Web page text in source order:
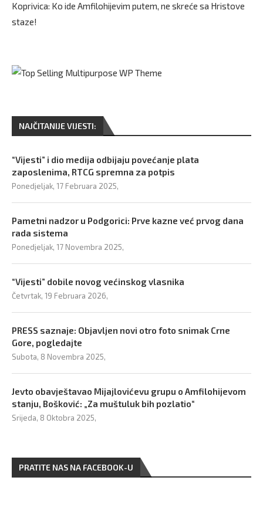
Koprivica: Ko ide Amfilohijevim putem, ne skreće sa Hristove
staze!
NAJČITANIJE VIJESTI:
“Vijesti” i dio medija odbijaju povećanje plata
zaposlenima, RTCG spremna za potpis
Ponedjeljak, 17 Februara 2025,
Pametni nadzor u Podgorici: Prve kazne već prvog dana
rada sistema
Ponedjeljak, 17 Novembra 2025,
“Vijesti” dobile novog većinskog vlasnika
Četvrtak, 19 Februara 2026,
PRESS saznaje: Objavljen novi otro foto snimak Crne
Gore, pogledajte
Subota, 8 Novembra 2025,
Jevto obavještavao Mijajlovićevu grupu o Amfilohijevom
stanju, Bošković: „Za muštuluk bih pozlatio“
Srijeda, 8 Oktobra 2025,
PRATITE NAS NA FACEBOOK-U